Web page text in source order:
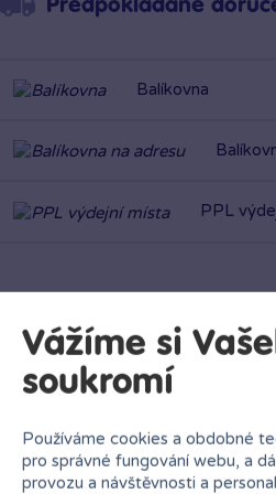
Předpokládané
Balíkovna
PPL
PPL
Vážíme si
soukromí
Používáme cookies a obdobné
pro správné fungování webu, a
provozu a návštěvnosti a